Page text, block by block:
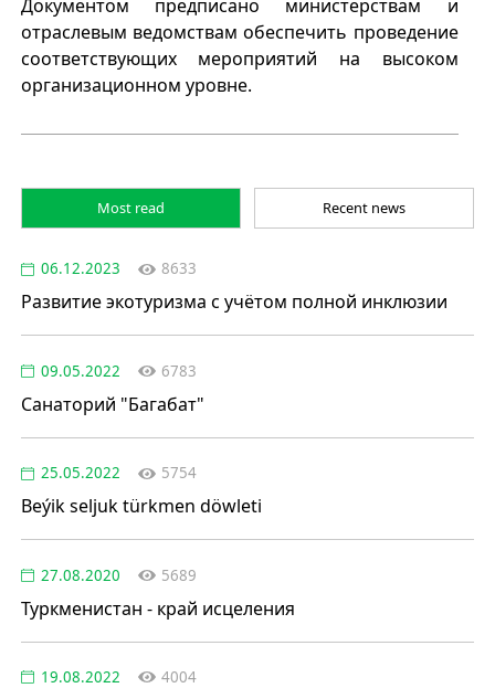
Документом предписано министерствам и
отраслевым ведомствам обеспечить проведение
соответствующих мероприятий на высоком
организационном уровне.
Most read Recent news
06.12.2023 8633
Развитие экотуризма с учётом полной инклюзии
09.05.2022 6783
Санаторий "Багабат"
25.05.2022 5754
Beýik seljuk türkmen döwleti
27.08.2020 5689
Туркменистан - край исцеления
19.08.2022 4004